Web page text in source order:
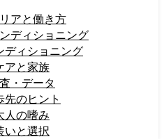
アと働き方
ディショニング
ディショニング
アと家族
・データ
先のヒント
人の嗜み
いと選択